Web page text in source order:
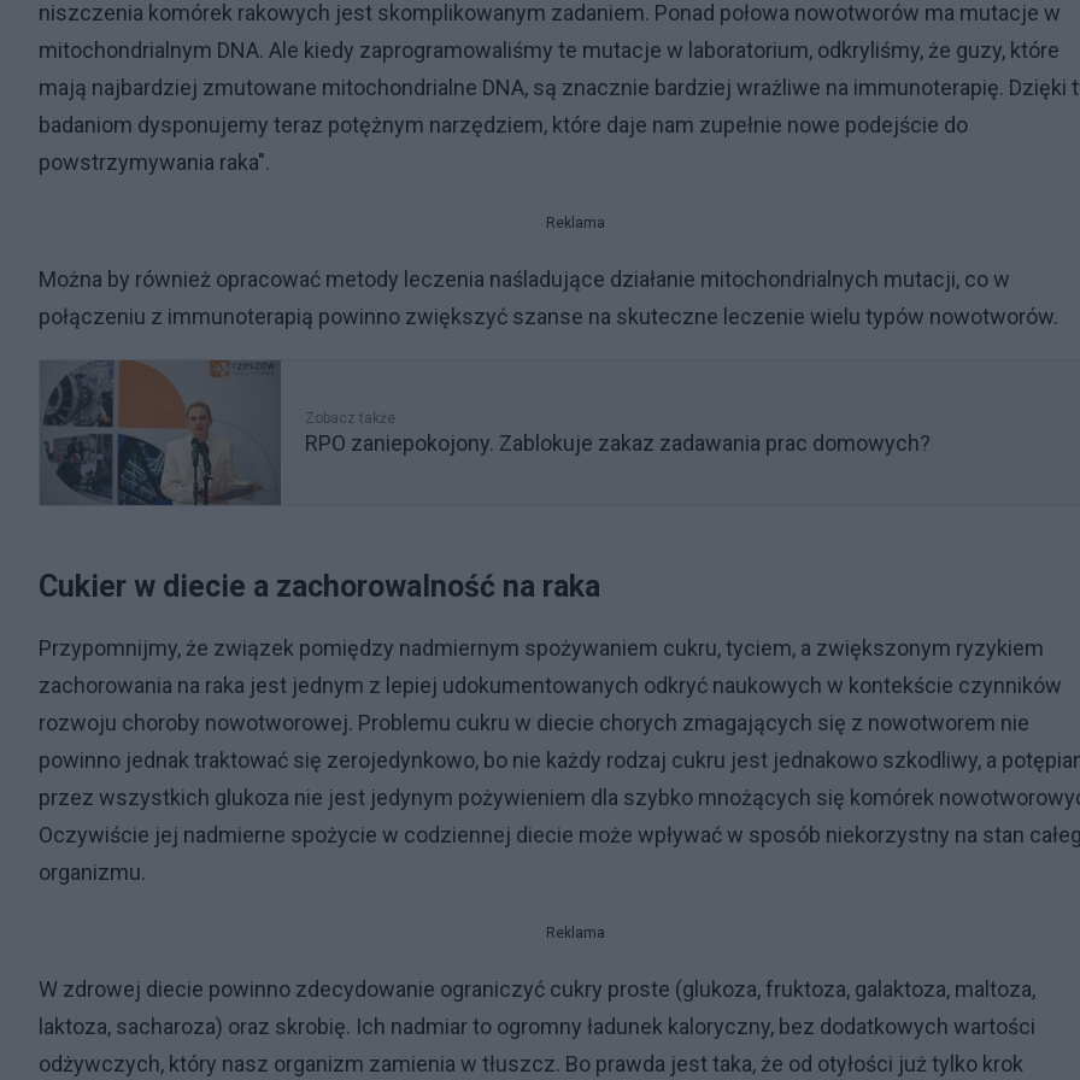
niszczenia komórek rakowych jest skomplikowanym zadaniem. Ponad połowa nowotworów ma mutacje w
mitochondrialnym DNA. Ale kiedy zaprogramowaliśmy te mutacje w laboratorium, odkryliśmy, że guzy, które
mają najbardziej zmutowane mitochondrialne DNA, są znacznie bardziej wrażliwe na immunoterapię. Dzięki
badaniom dysponujemy teraz potężnym narzędziem, które daje nam zupełnie nowe podejście do
powstrzymywania raka".
Reklama
Można by również opracować metody leczenia naśladujące działanie mitochondrialnych mutacji, co w
połączeniu z immunoterapią powinno zwiększyć szanse na skuteczne leczenie wielu typów nowotworów.
Zobacz także
RPO zaniepokojony. Zablokuje zakaz zadawania prac domowych?
Cukier w diecie a zachorowalność na raka
Przypomnijmy, że związek pomiędzy nadmiernym spożywaniem cukru, tyciem, a zwiększonym ryzykiem
zachorowania na raka jest jednym z lepiej udokumentowanych odkryć naukowych w kontekście czynników
rozwoju choroby nowotworowej. Problemu cukru w diecie chorych zmagających się z nowotworem nie
powinno jednak traktować się zerojedynkowo, bo nie każdy rodzaj cukru jest jednakowo szkodliwy, a
przez wszystkich glukoza nie jest jedynym pożywieniem dla szybko mnożących się komórek
Oczywiście jej nadmierne spożycie w codziennej diecie może wpływać w sposób niekorzystny na stan
organizmu.
Reklama
W zdrowej diecie powinno zdecydowanie ograniczyć cukry proste (glukoza, fruktoza, galaktoza, maltoza,
laktoza, sacharoza) oraz skrobię. Ich nadmiar to ogromny ładunek kaloryczny, bez dodatkowych wartości
odżywczych, który nasz organizm zamienia w tłuszcz. Bo prawda jest taka, że od otyłości już tylko krok